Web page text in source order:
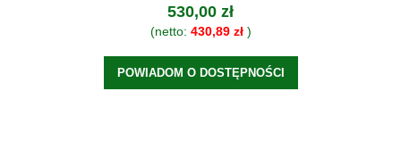
530,00 zł
(netto: 430,89 zł)
POWIADOM O DOSTĘPNOŚCI